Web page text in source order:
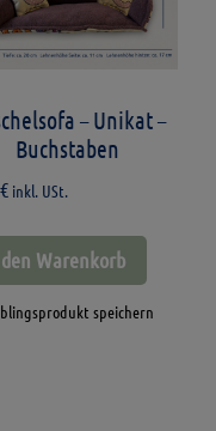
– Unikat –
Buchstaben
€ inkl. USt.
Warenkorb
speichern